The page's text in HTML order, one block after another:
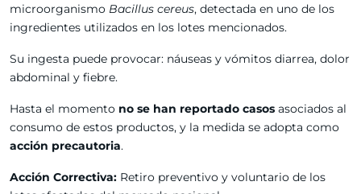
microorganismo Bacillus cereus, detectada en uno de los
ingredientes utilizados en los lotes mencionados.
Su ingesta puede provocar: náuseas y vómitos diarrea, dolor
abdominal y fiebre.
Hasta el momento no se han reportado casos asociados al
consumo de estos productos, y la medida se adopta como
acción precautoria.
Acción Correctiva: Retiro preventivo y voluntario de los